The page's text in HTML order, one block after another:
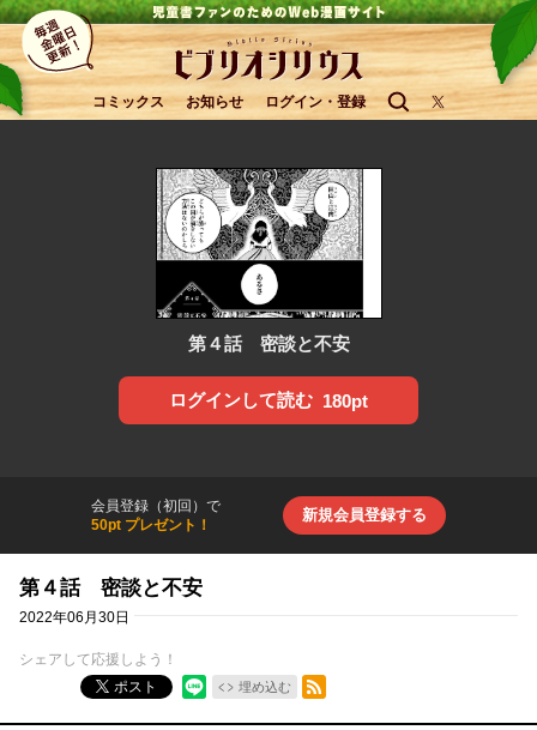
コミックス お知らせ ログイン・登録
第４話 密談と不安
ログインして読む 180pt
会員登録（初回）で
50pt プレゼント！
新規会員登録する
第４話 密談と不安
2022年06月30日
シェアして応援しよう！
ポスト
埋め込む
RSSフィード